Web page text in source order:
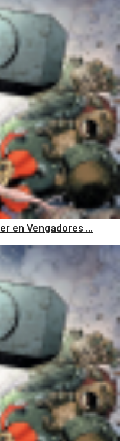
en Vengadores ...